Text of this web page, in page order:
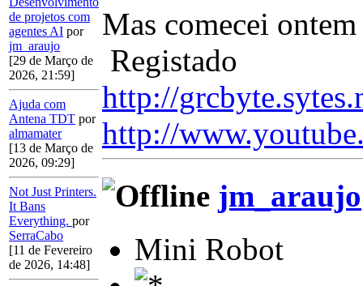
de projetos com
agentes AI por
jm_araujo
[29 de Março de
2026, 21:59]
Ajuda com
Antena TDT por
almamater
[13 de Março de
2026, 09:29]
Not Just Printers.
It Bans
Everything. por
SerraCabo
[11 de Fevereiro
de 2026, 14:48]
Mas comecei
Registado
http://
http://
jm_araujo
Mini Robot